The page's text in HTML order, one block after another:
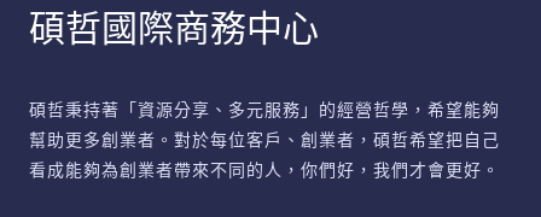
碩哲國際商務中心
碩哲秉持著「資源分享、多元服務」的經營哲學，希望能夠
幫助更多創業者。對於每位客戶、創業者，碩哲希望把自己
看成能夠為創業者帶來不同的人，你們好，我們才會更好。